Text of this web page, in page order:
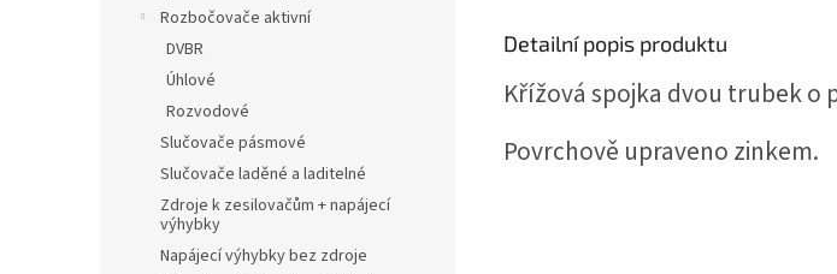
Rozbočovače aktivní
DVBR
Úhlové
Rozvodové
Slučovače pásmové
Slučovače laděné a laditelné
Zdroje k zesilovačům + napájecí
výhybky
Napájecí výhybky bez zdroje
Detailní popis produktu
Křížová spojka dvou trubek o
Povrchově upraveno zinkem.